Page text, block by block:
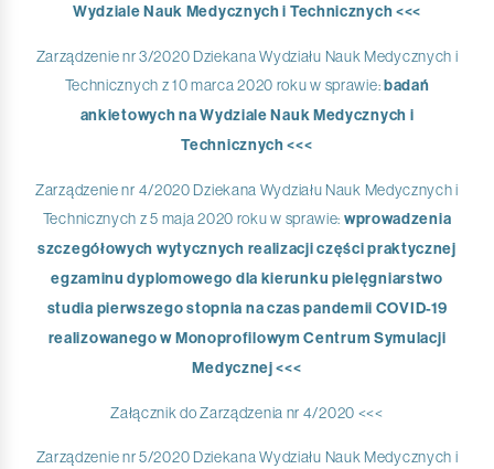
Wydziale Nauk Medycznych i Technicznych <<<
Zarządzenie nr 3/2020 Dziekana Wydziału Nauk Medycznych i
Technicznych z 10 marca 2020 roku w sprawie:badań
ankietowych na Wydziale Nauk Medycznych i
Technicznych <<<
Zarządzenie nr 4/2020 Dziekana Wydziału Nauk Medycznych i
Technicznych z 5 maja 2020 roku w sprawie: wprowadzenia
szczegółowych wytycznych realizacji części praktycznej
egzaminu dyplomowego dla kierunku pielęgniarstwo
studia pierwszego stopnia na czas pandemii COVID-19
realizowanego w Monoprofilowym Centrum Symulacji
Medycznej <<<
Załącznik do Zarządzenia nr 4/2020 <<<
Zarządzenie nr 5/2020 Dziekana Wydziału Nauk Medycznych i